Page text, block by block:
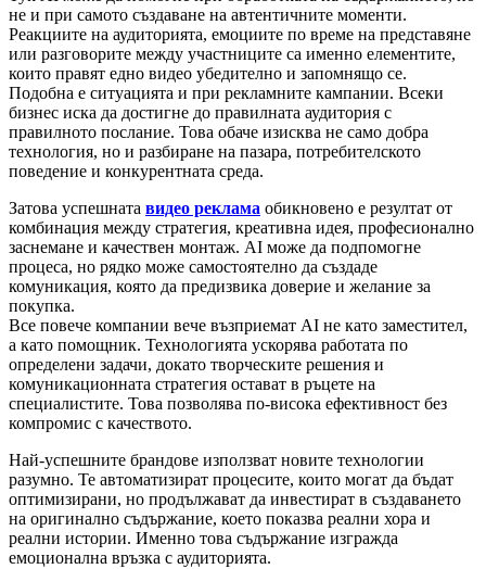
не и при самото създаване на автентичните моменти.
Реакциите на аудиторията, емоциите по време на представяне
или разговорите между участниците са именно елементите,
които правят едно видео убедително и запомнящо се.
Подобна е ситуацията и при рекламните кампании. Всеки
бизнес иска да достигне до правилната аудитория с
правилното послание. Това обаче изисква не само добра
технология, но и разбиране на пазара, потребителското
поведение и конкурентната среда.
Затова успешната видео реклама обикновено е резултат от
комбинация между стратегия, креативна идея, професионално
заснемане и качествен монтаж. AI може да подпомогне
процеса, но рядко може самостоятелно да създаде
комуникация, която да предизвика доверие и желание за
покупка.
Все повече компании вече възприемат AI не като заместител,
а като помощник. Технологията ускорява работата по
определени задачи, докато творческите решения и
комуникационната стратегия остават в ръцете на
специалистите. Това позволява по-висока ефективност без
компромис с качеството.
Най-успешните брандове използват новите технологии
разумно. Те автоматизират процесите, които могат да бъдат
оптимизирани, но продължават да инвестират в създаването
на оригинално съдържание, което показва реални хора и
реални истории. Именно това съдържание изгражда
емоционална връзка с аудиторията.